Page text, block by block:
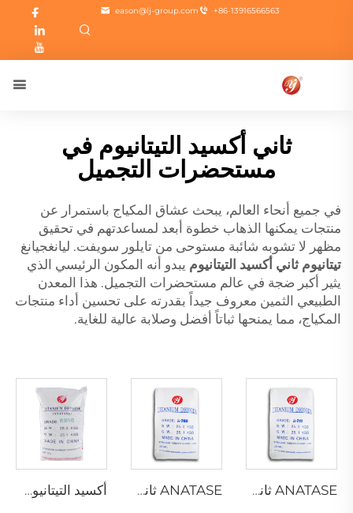
+86-13916566563
eason@lj-group.com
ثاني أكسيد التيتانيوم في
مستحضرات التجميل
في جميع أنحاء العالم، يبحث عشاق المكياج باستمرار عن
منتجات يمكنها الذهاب خطوة أبعد لمساعدتهم في تحقيق
مظهر لا تشوبه شائبة مستوحى من تايلور سويفت. ليانغجيانغ
تيتانيوم ثاني أكسيد التيتانيوم يبدو أنه المكون الرئيسي الذي
يثير أكبر ضجة في عالم مستحضرات التجميل. هذا المعدن
الطبيعي الثمين معروف جيداً بقدرته على تحسين أداء منتجات
المكياج، مما يمنحها ثباتاً أفضل وصلابة عالية للغاية.
ANATASE ثاني أكسيد التيتانيوم A211 ANATASE ثاني أكسيد التيتانيوم A200 أكسيد التيتانيوم من نوع ANATASE B101-B